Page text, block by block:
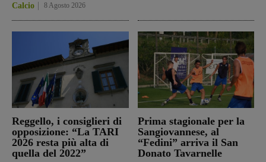
Calcio 8 Agosto 2026
Reggello, i consiglieri di
opposizione: “La TARI
2026 resta più alta di
quella del 2022”
Prima stagionale per la
Sangiovannese, al
“Fedini” arriva il San
Donato Tavarnelle